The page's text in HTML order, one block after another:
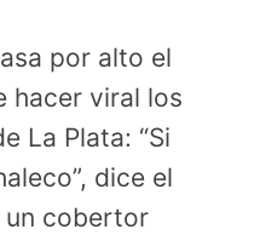
por alto el
hacer viral los
La Plata: “Si
dice el
cobertor